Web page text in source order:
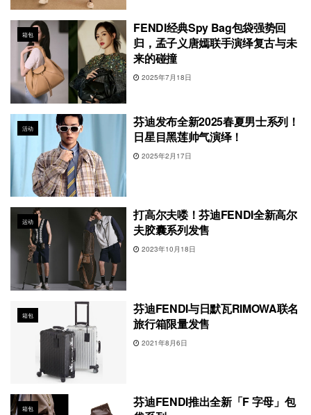
箱包
FENDI经典Spy Bag包袋强势回
归，孟子义唐嫣联手演绎复古与未
来的碰撞
2025年7月18日
活动
芬迪发布全新2025春夏男士系列！
日星目黑莲帅气演绎！
2025年2月17日
运动
打高尔夫喽！芬迪FENDI全新高尔
夫胶囊系列发售
2023年10月18日
箱包
芬迪FENDI与日默瓦RIMOWA联名
旅行箱限量发售
2021年8月6日
箱包
芬迪FENDI推出全新「F 字母」包